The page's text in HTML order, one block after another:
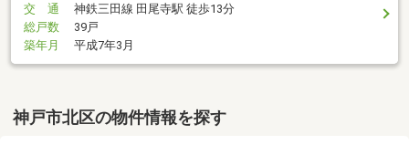
交 通
神鉄三田線 田尾寺駅 徒歩13分
総戸数
39戸
築年月
平成7年3月
神戸市北区の物件情報を探す